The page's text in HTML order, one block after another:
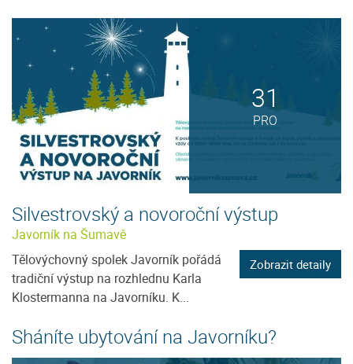
31
PRO
Silvestrovský a novoroční výstup
Javorník na Šumavě
Tělovýchovný spolek Javorník pořádá
tradiční výstup na rozhlednu Karla
Klostermanna na Javorníku. K...
Zobrazit detaily
Sháníte ubytování na Javorníku?